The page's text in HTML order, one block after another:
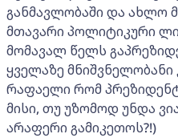
განმავლობაში და ახლო
მთავარი პოლიტიკური
მომავალ წელს
ყველაზე
რაფაელი რომ
მისი, თუ უზომოდ უნდა
არაფერი გამიკეთოს?!)